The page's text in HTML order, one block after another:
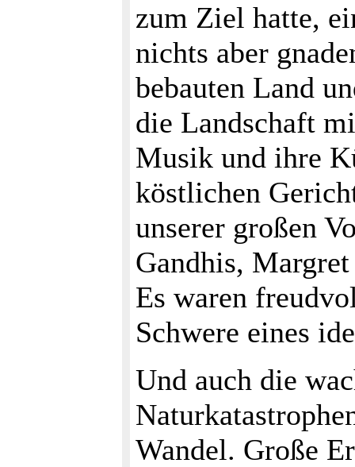
zum Ziel hatte,
nichts aber
bebauten Land
die Landschaft
Musik und ihre
köstlichen
unserer großen
Gandhis,
Es waren
Schwere eines
Und auch die
Wandel. Große